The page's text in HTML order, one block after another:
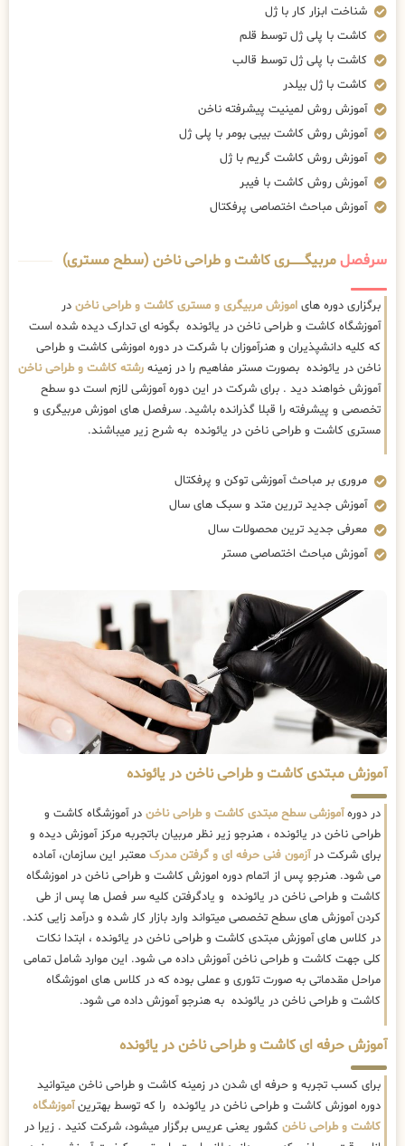
شناخت ابزار کار با ژل
کاشت با پلی ژل توسط قلم
کاشت با پلی ژل توسط قالب
کاشت با ژل بیلدر
آموزش روش لمینیت پیشرفته ناخن
آموزش روش کاشت بیبی بومر با پلی ژل
آموزش روش کاشت گریم با ژل
آموزش روش کاشت با فیبر
آموزش مباحث اختصاصی پرفکتال
سرفصلمربیگــــــــری کاشت و طراحی ناخن (سطح مستری)
برگزاری دوره های اموزش مربیگری و مستری کاشت و طراحی ناخن در
آموزشگاه کاشت و طراحی ناخن در یائونده بگونه ای تدارک دیده شده است
که کلیه دانشپذیران و هنرآموزان با شرکت در دوره اموزشی کاشت و طراحی
ناخن در یائونده بصورت مستر مفاهیم را در زمینه رشته کاشت و طراحی ناخن
آموزش خواهند دید . برای شرکت در این دوره آموزشی لازم است دو سطح
تخصصی و پیشرفته را قبلا گذرانده باشید. سرفصل های اموزش مربیگری و
مستری کاشت و طراحی ناخن در یائونده به شرح زیر میباشند.
مروری بر مباحث آموزشی توکن و پرفکتال
آموزش جدید تررین متد و سبک های سال
معرفی جدید ترین محصولات سال
آموزش مباحث اختصاصی مستر
آموزش مبتدی کاشت و طراحی ناخن در یائونده
در دورهآموزشی سطح مبتدی کاشت و طراحی ناخن در آموزشگاه کاشت و
طراحی ناخن در یائونده ، هنرجو زیر نظر مربیان باتجربه مرکز آموزش دیده و
برای شرکت درآزمون فنی حرفه ای و گرفتن مدرک معتبر این سازمان، آماده
می شود. هنرجو پس از اتمام دوره اموزش کاشت و طراحی ناخن در اموزشگاه
کاشت و طراحی ناخن در یائونده و یادگرفتن کلیه سر فصل ها پس از طی
کردن آموزش های سطح تخصصی میتواند وارد بازار کار شده و درآمد زایی کند.
در کلاس های آموزش مبتدی کاشت و طراحی ناخن در یائونده ، ابتدا نکات
کلی جهت کاشت و طراحی ناخن آموزش داده می شود. این موارد شامل تمامی
مراحل مقدماتی به صورت تئوری و عملی بوده که در کلاس های اموزشگاه
کاشت و طراحی ناخن در یائونده به هنرجو آموزش داده می شود.
آموزش حرفه ای کاشت و طراحی ناخن در یائونده
برای کسب تجربه و حرفه ای شدن در زمینه کاشت و طراحی ناخن میتوانید
دوره اموزش کاشت و طراحی ناخن در یائونده را که توسط بهترینآموزشگاه
کاشت و طراحی ناخن کشور یعنی عریس برگزار میشود، شرکت کنید . زیرا در